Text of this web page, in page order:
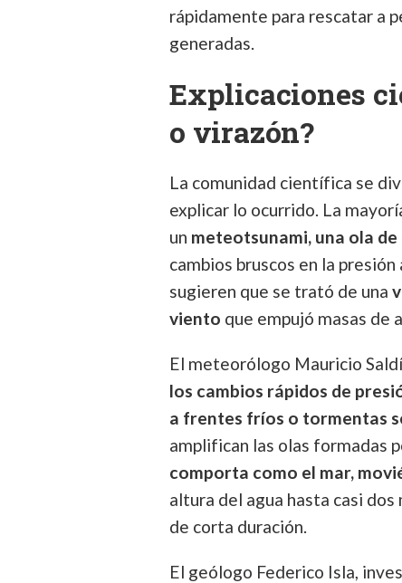
rápidamente para rescatar a
generadas.
Explicaciones
o virazón?
La comunidad científica se
explicar lo ocurrido. La
un meteotsunami, una ola
cambios bruscos en la
sugieren que se trató de una
viento que empujó masas de
El meteorólogo Mauricio
los cambios rápidos de
a frentes fríos o tormentas
amplifican las olas formadas
comporta como el mar,
altura del agua hasta casi
de corta duración.
El geólogo Federico Isla,